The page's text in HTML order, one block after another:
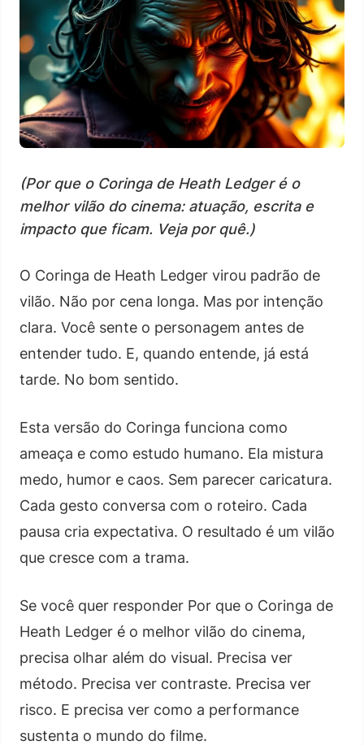
(Por que o Coringa de Heath Ledger é o
melhor vilão do cinema: atuação, escrita e
impacto que ficam. Veja por quê.)
O Coringa de Heath Ledger virou padrão de
vilão. Não por cena longa. Mas por intenção
clara. Você sente o personagem antes de
entender tudo. E, quando entende, já está
tarde. No bom sentido.
Esta versão do Coringa funciona como
ameaça e como estudo humano. Ela mistura
medo, humor e caos. Sem parecer caricatura.
Cada gesto conversa com o roteiro. Cada
pausa cria expectativa. O resultado é um vilão
que cresce com a trama.
Se você quer responder Por que o Coringa de
Heath Ledger é o melhor vilão do cinema,
precisa olhar além do visual. Precisa ver
método. Precisa ver contraste. Precisa ver
risco. E precisa ver como a performance
sustenta o mundo do filme.